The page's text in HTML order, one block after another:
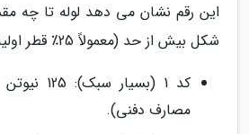
این رقم نشان می دهد لوله تا چه
شکل بیش از حد (معمولاً 25٪ قطر اولیه) تحمل می نماید.
کد 1
مصارف دفنی).